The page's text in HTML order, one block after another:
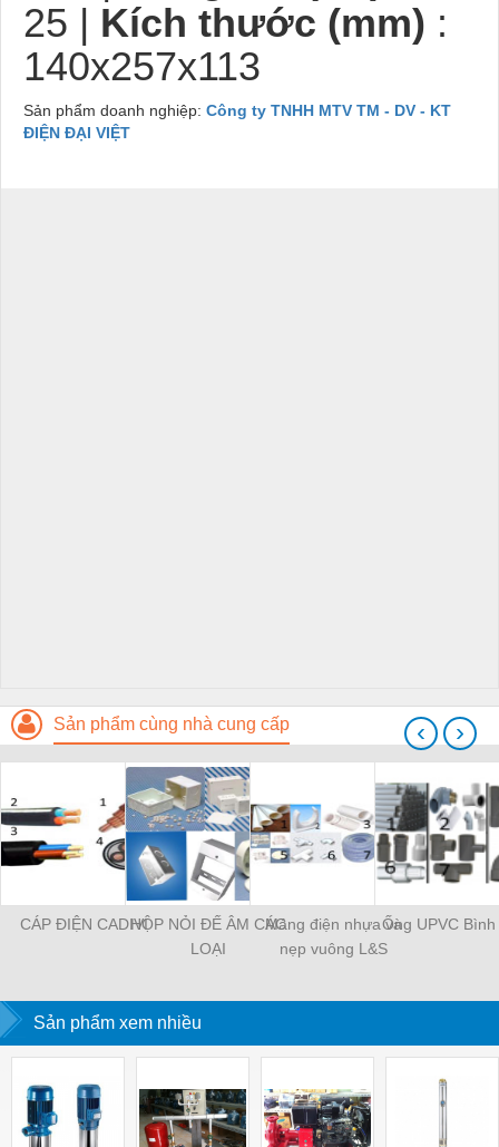
25 | Kích thước (mm) :
140x257x113
Sản phẩm doanh nghiệp: Công ty TNHH MTV TM - DV - KT
ĐIỆN ĐẠI VIỆT
Sản phẩm cùng nhà cung cấp
CÁP ĐIỆN CADIVIHỘP NỎI ĐẾ ÂM CÁC
LOẠI
Máng điện nhựa và
nẹp vuông L&S
Ống UPVC
‹ ›
Sản phẩm xem nhiều